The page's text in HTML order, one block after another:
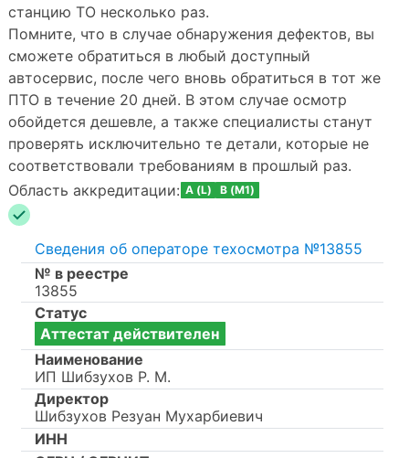
станцию ТО несколько раз.
Помните, что в случае обнаружения дефектов, вы
сможете обратиться в любый доступный
автосервис, после чего вновь обратиться в тот же
ПТО в течение 20 дней. В этом случае осмотр
обойдется дешевле, а также специалисты станут
проверять исключительно те детали, которые не
соответствовали требованиям в прошлый раз.
Область аккредитации: A (L) B (M1)
Сведения об операторе техосмотра №13855
№ в реестре
13855
Статус
Аттестат действителен
Наименование
ИП Шибзухов Р. М.
Директор
Шибзухов Резуан Мухарбиевич
ИНН